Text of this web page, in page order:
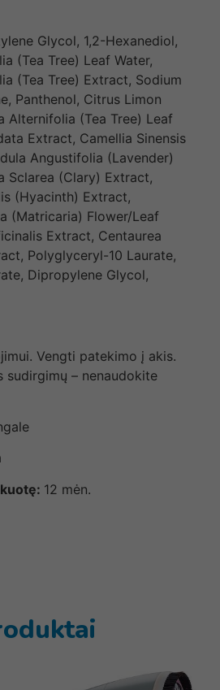
Glycol, 1,2-Hexanediol,
(Tea Tree) Leaf Water,
(Tea Tree) Extract, Sodium
Panthenol, Citrus Limon
Alternifolia (Tea Tree) Leaf
Extract, Camellia Sinensis
Angustifolia (Lavender)
Sclarea (Clary) Extract,
(Hyacinth) Extract,
(Matricaria) Flower/Leaf
Extract, Centaurea
Polyglyceryl-10 Laurate,
Dipropylene Glycol,
Vengti patekimo į akis.
sudirgimų – nenaudokite
12 mėn.